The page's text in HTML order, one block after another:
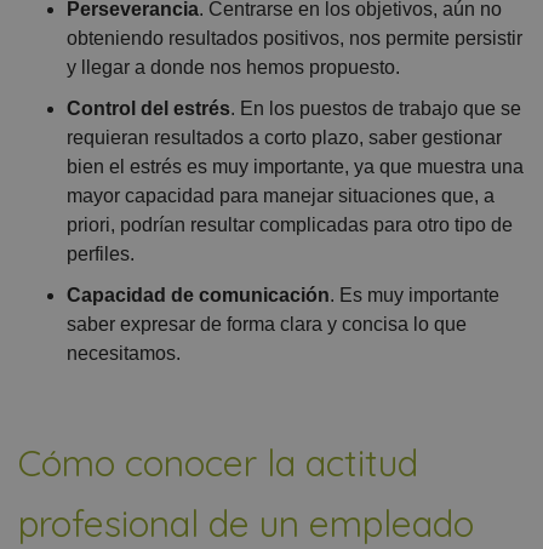
Perseverancia. Centrarse en los objetivos, aún no
obteniendo resultados positivos, nos permite persistir
y llegar a donde nos hemos propuesto.
Control del estrés. En los puestos de trabajo que se
requieran resultados a corto plazo, saber gestionar
bien el estrés es muy importante, ya que muestra una
mayor capacidad para manejar situaciones que, a
priori, podrían resultar complicadas para otro tipo de
perfiles.
Capacidad de comunicación. Es muy importante
saber expresar de forma clara y concisa lo que
necesitamos.
Cómo conocer la actitud
profesional de un empleado